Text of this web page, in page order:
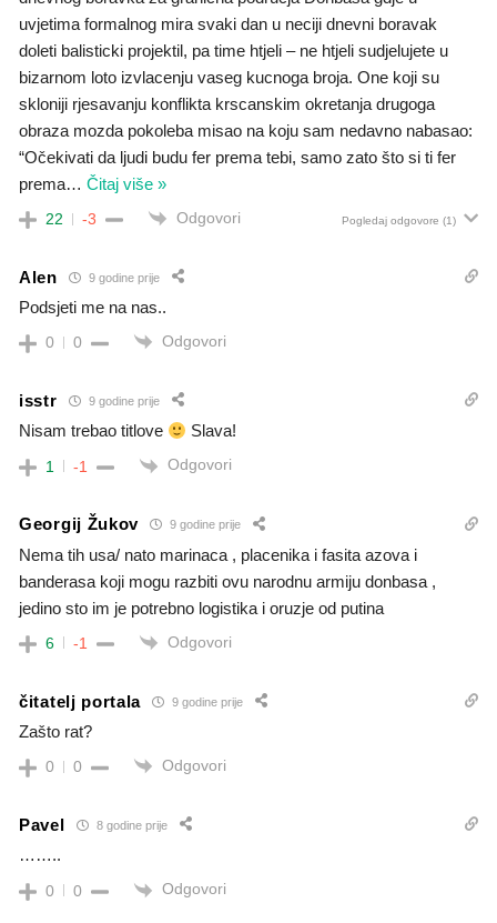
uvjetima formalnog mira svaki dan u neciji dnevni boravak
doleti balisticki projektil, pa time htjeli – ne htjeli sudjelujete u
bizarnom loto izvlacenju vaseg kucnoga broja. One koji su
skloniji rjesavanju konflikta krscanskim okretanja drugoga
obraza mozda pokoleba misao na koju sam nedavno nabasao:
“Očekivati da ljudi budu fer prema tebi, samo zato što si ti fer
prema… Čitaj više »
22 -3 Odgovori Pogledaj odgovore (1)
Alen 9 godine prije
Podsjeti me na nas..
0 0 Odgovori
isstr 9 godine prije
Nisam trebao titlove Slava!
1 -1 Odgovori
Georgij Žukov 9 godine prije
Nema tih usa/ nato marinaca , placenika i fasita azova i
banderasa koji mogu razbiti ovu narodnu armiju donbasa ,
jedino sto im je potrebno logistika i oruzje od putina
6 -1 Odgovori
čitatelj portala 9 godine prije
Zašto rat?
0 0 Odgovori
Pavel 8 godine prije
……..
0 0 Odgovori